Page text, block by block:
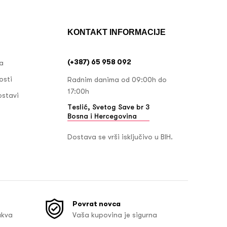
KONTAKT INFORMACIJE
(+387) 65 958 092
Radnim danima od 09:00h do
17:00h
Teslić, Svetog Save br 3
Bosna i Hercegovina
Dostava se vrši isključivo u BIH.
Povrat novca
Vaša kupovina je sigurna